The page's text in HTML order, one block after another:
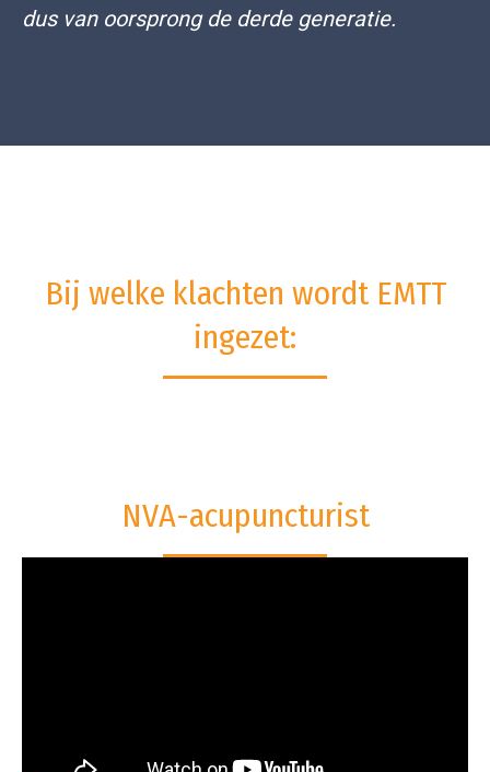
dus van oorsprong de derde generatie.
Bij welke klachten wordt EMTT
ingezet:
NVA-acupuncturist